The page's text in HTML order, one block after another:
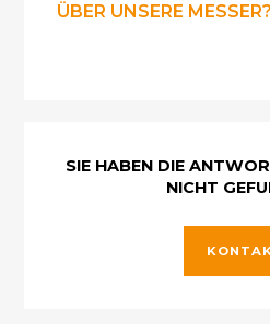
ÜBER UNSERE MESSER?
SIE HABEN DIE
NICHT